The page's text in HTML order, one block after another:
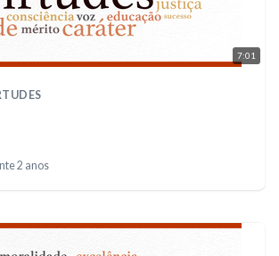
7:01
2 anos